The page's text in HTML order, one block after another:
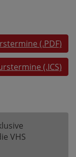
(.PDF)
(.ICS)
VHS